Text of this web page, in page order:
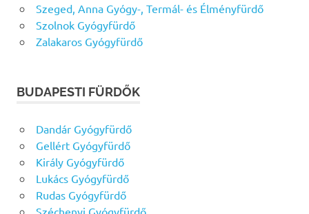
Szeged, Anna Gyógy-, Termál- és Élményfürdő
Szolnok Gyógyfürdő
Zalakaros Gyógyfürdő
BUDAPESTI FÜRDŐK
Dandár Gyógyfürdő
Gellért Gyógyfürdő
Király Gyógyfürdő
Lukács Gyógyfürdő
Rudas Gyógyfürdő